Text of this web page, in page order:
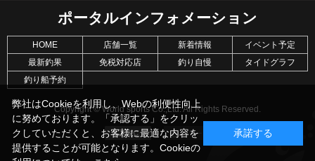
ポータルインフォメーション
HOME 店舗一覧 新着情報
イベント予定
最新釣果
免税対応店 釣り自慢
タイドグラフ
釣り船予約
Copyright © World sports Co.,Ltd. All Rights Reserved.
弊社はCookieを利用し、Webの利便性向上
に努めております。「承認する」をクリッ
クしていただくと、お客様に最適な内容を
提供することが可能となります。Cookieの
承諾する